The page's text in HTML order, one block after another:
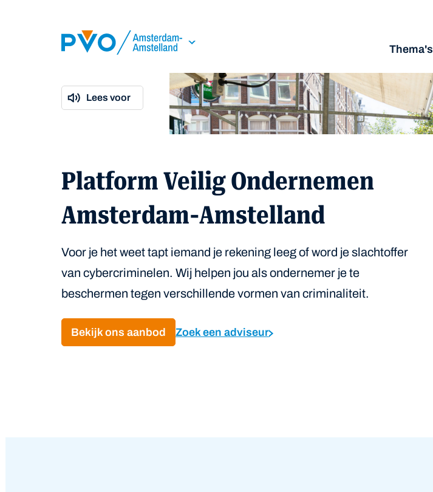
Thema's
Lees voor
Platform Veilig Ondernemen
Amsterdam-Amstelland
Voor je het weet tapt iemand je rekening leeg of word je slachtoffer
van cybercriminelen. Wij helpen jou als ondernemer je te
beschermen tegen verschillende vormen van criminaliteit.
Bekijk ons aanbod Zoek een adviseur